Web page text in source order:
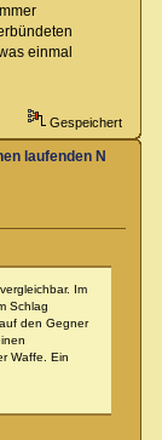
einmal
Gespeichert
laufenden
Im
Schlag
den Gegner
Waffe. Ein